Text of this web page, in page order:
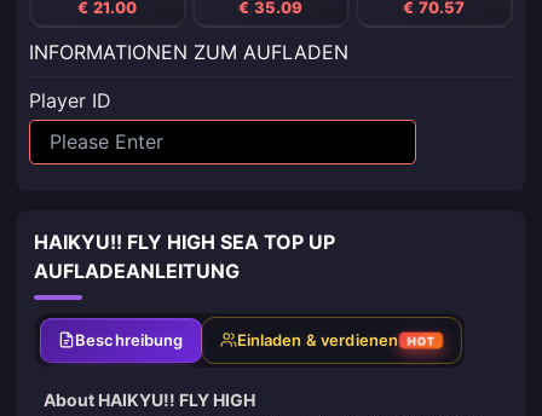
€ 21.00 € 35.09 € 70.57
INFORMATIONEN ZUM AUFLADEN
Player ID
HAIKYU!! FLY HIGH SEA TOP UP
AUFLADEANLEITUNG
Beschreibung Einladen & verdienen HOT
About HAIKYU!! FLY HIGH